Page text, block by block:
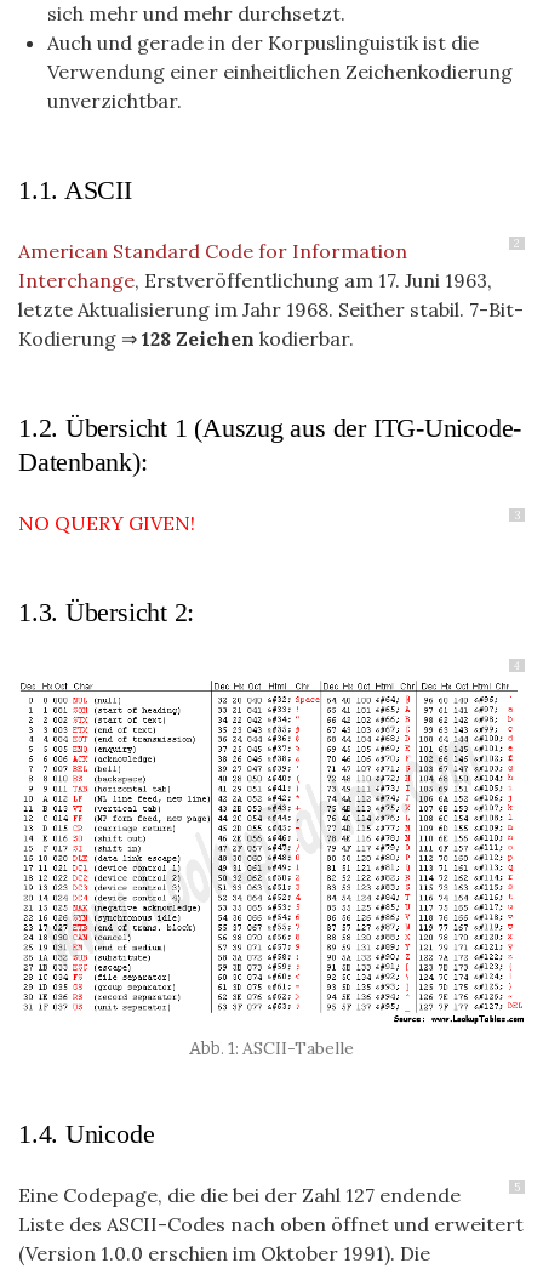
sich mehr und mehr durchsetzt.
Auch und gerade in der Korpuslinguistik ist die
Verwendung einer einheitlichen Zeichenkodierung
unverzichtbar.
1.1. ASCII
2
American Standard Code for Information
Interchange, Erstveröffentlichung am 17. Juni 1963,
letzte Aktualisierung im Jahr 1968. Seither stabil. 7-Bit-
Kodierung ⇒ 128 Zeichen kodierbar.
1.2. Übersicht 1 (Auszug aus der ITG-Unicode-
Datenbank):
3
NO QUERY GIVEN!
1.3. Übersicht 2:
4
ASCII-Tabelle
1.4. Unicode
5
Eine Codepage, die die bei der Zahl 127 endende
Liste des ASCII-Codes nach oben öffnet und erweitert
(Version 1.0.0 erschien im Oktober 1991). Die